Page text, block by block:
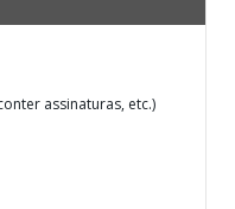
assinaturas, etc.)